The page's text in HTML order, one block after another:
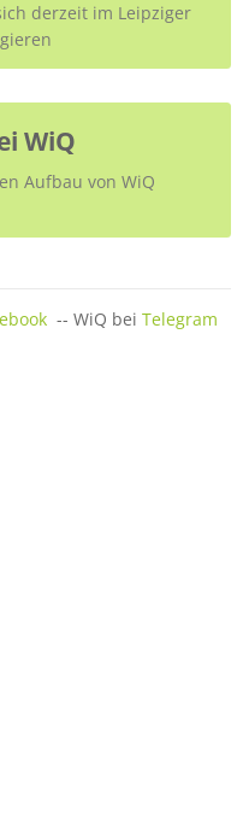
derzeit im Leipziger
WiQ
Aufbau von WiQ
-- WiQ bei Telegram